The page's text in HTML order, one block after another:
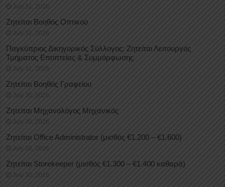
July 31, 2026
Ζητείται Βοηθός Οπτικού
July 31, 2026
Παγκύπριος Δικηγορικός Σύλλογος: Ζητείται Λειτουργός
Τμήματος Εποπτείας & Συμμόρφωσης
July 31, 2026
Ζητείται Βοηθός Γραφείου
July 30, 2026
Ζητείται Μηχανολόγος Μηχανικός
July 30, 2026
Ζητείται Office Administrator (μισθός €1.200 – €1.600)
July 30, 2026
Ζητείται Storekeeper (μισθός €1.300 – €1.400 καθαρά)
July 30, 2026